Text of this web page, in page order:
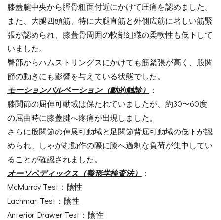
膝蓋腱中央から脛骨粗面付近にかけて圧痛を認めました。
また、大腿四頭筋、特に大腿直筋と外側広筋に著しい筋緊
張が認められ、膝蓋骨周囲の軟部組織の柔軟性も低下して
いました。
臀部からハムストリングスにかけても筋緊張が高く、股関
節の動きにも影響を与えている状態でした。
モーションパルペーション（動的触診）
：
膝関節の屈伸可動域は保たれていましたが、約30〜60度
の屈曲時に膝蓋腱へ疼痛が出現しました。
さらに股関節の伸展可動域と足関節背屈可動域の低下が認
められ、しゃがむ動作の際に膝へ過剰な負荷が集中してい
ることが確認されました。
オーソペディックス（整形学検査法）
：
McMurray Test：陰性
Lachman Test：陰性
Anterior Drawer Test：陰性